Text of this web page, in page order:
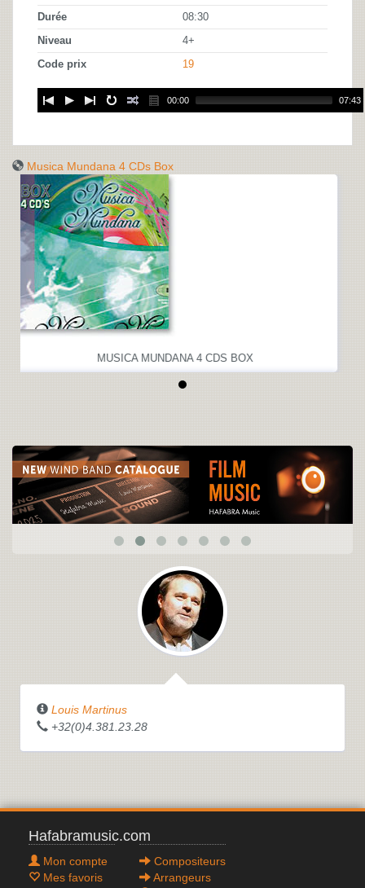
Durée 08:30
Niveau 4+
Code prix 19
00:00 07:43
Musica Mundana 4 CDs Box
MUSICA MUNDANA 4 CDS BOX
Louis Martinus
+32(0)4.381.23.28
Hafabramusic.com
Mon compte
Mes favoris
Compositeurs
Arrangeurs